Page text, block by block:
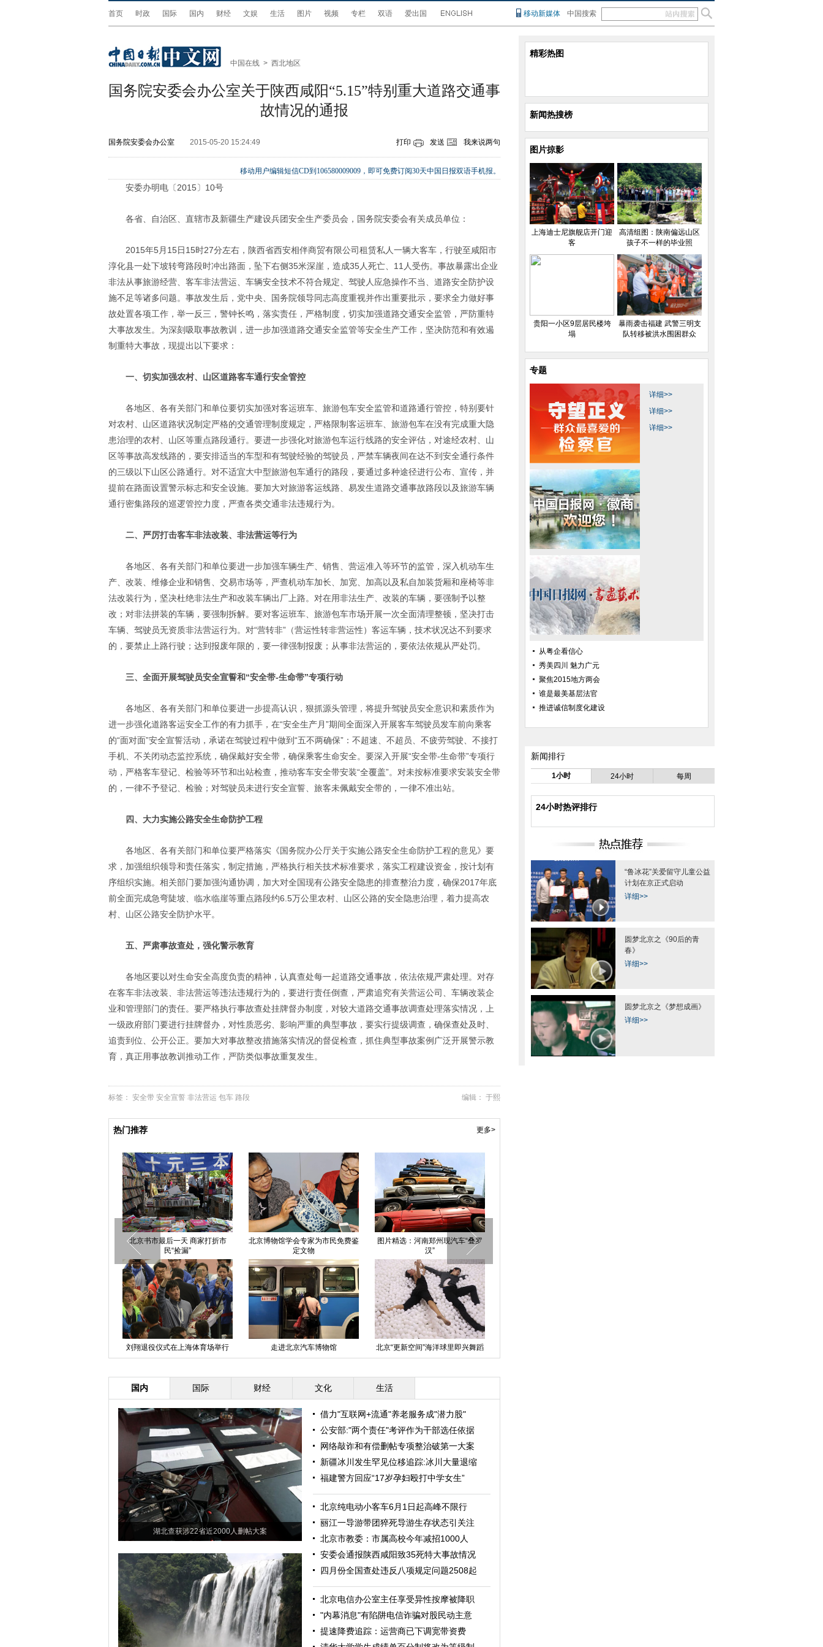
首页 时政 国际 国内 财经 文娱 生活 图片 视频 专栏 双语 爱出国 移动新媒体 中国搜索
中国在线 > 西北地区
国务院安委会办公室关于陕西咸阳“5.15”特别重大道路交通事
故情况的通报
国务院安委会办公室 2015-05-20 15:24:49 打印 发送 我来说两句
移动用户编辑短信CD到106580009009，即可免费订阅30天中国日报双语手机报。
安委办明电〔2015〕10号
各省、自治区、直辖市及新疆生产建设兵团安全生产委员会，国务院安委会有关成员单位：
2015年5月15日15时27分左右，陕西省西安相伴商贸有限公司租赁私人一辆大客车，行驶至咸阳市
淳化县一处下坡转弯路段时冲出路面，坠下右侧35米深崖，造成35人死亡、11人受伤。事故暴露出企业
非法从事旅游经营、客车非法营运、车辆安全技术不符合规定、驾驶人应急操作不当、道路安全防护设
施不足等诸多问题。事故发生后，党中央、国务院领导同志高度重视并作出重要批示，要求全力做好事
故处置各项工作，举一反三，警钟长鸣，落实责任，严格制度，切实加强道路交通安全监管，严防重特
大事故发生。为深刻吸取事故教训，进一步加强道路交通安全监管等安全生产工作，坚决防范和有效遏
制重特大事故，现提出以下要求：
一、切实加强农村、山区道路客车通行安全管控
各地区、各有关部门和单位要切实加强对客运班车、旅游包车安全监管和道路通行管控，特别要针
对农村、山区道路状况制定严格的交通管理制度规定，严格限制客运班车、旅游包车在没有完成重大隐
患治理的农村、山区等重点路段通行。要进一步强化对旅游包车运行线路的安全评估，对途经农村、山
区等事故高发线路的，要安排适当的车型和有驾驶经验的驾驶员，严禁车辆夜间在达不到安全通行条件
的三级以下山区公路通行。对不适宜大中型旅游包车通行的路段，要通过多种途径进行公布、宣传，并
提前在路面设置警示标志和安全设施。要加大对旅游客运线路、易发生道路交通事故路段以及旅游车辆
通行密集路段的巡逻管控力度，严查各类交通非法违规行为。
二、严厉打击客车非法改装、非法营运等行为
各地区、各有关部门和单位要进一步加强车辆生产、销售、营运准入等环节的监管，深入机动车生
产、改装、维修企业和销售、交易市场等，严查机动车加长、加宽、加高以及私自加装货厢和座椅等非
法改装行为，坚决杜绝非法生产和改装车辆出厂上路。对在用非法生产、改装的车辆，要强制予以整
改；对非法拼装的车辆，要强制拆解。要对客运班车、旅游包车市场开展一次全面清理整顿，坚决打击
车辆、驾驶员无资质非法营运行为。对“营转非”（营运性转非营运性）客运车辆，技术状况达不到要求
的，要禁止上路行驶；达到报废年限的，要一律强制报废；从事非法营运的，要依法依规从严处罚。
三、全面开展驾驶员安全宣誓和“安全带-生命带”专项行动
各地区、各有关部门和单位要进一步提高认识，狠抓源头管理，将提升驾驶员安全意识和素质作为
进一步强化道路客运安全工作的有力抓手，在“安全生产月”期间全面深入开展客车驾驶员发车前向乘客
的“面对面”安全宣誓活动，承诺在驾驶过程中做到“五不两确保”：不超速、不超员、不疲劳驾驶、不接打
手机、不关闭动态监控系统，确保戴好安全带，确保乘客生命安全。要深入开展“安全带-生命带”专项行
动，严格客车登记、检验等环节和出站检查，推动客车安全带安装“全覆盖”。对未按标准要求安装安全带
的，一律不予登记、检验；对驾驶员未进行安全宣誓、旅客未佩戴安全带的，一律不准出站。
四、大力实施公路安全生命防护工程
各地区、各有关部门和单位要严格落实《国务院办公厅关于实施公路安全生命防护工程的意见》要
求，加强组织领导和责任落实，制定措施，严格执行相关技术标准要求，落实工程建设资金，按计划有
序组织实施。相关部门要加强沟通协调，加大对全国现有公路安全隐患的排查整治力度，确保2017年底
前全面完成急弯陡坡、临水临崖等重点路段约6.5万公里农村、山区公路的安全隐患治理，着力提高农
村、山区公路安全防护水平。
五、严肃事故查处，强化警示教育
各地区要以对生命安全高度负责的精神，认真查处每一起道路交通事故，依法依规严肃处理。对存
在客车非法改装、非法营运等违法违规行为的，要进行责任倒查，严肃追究有关营运公司、车辆改装企
业和管理部门的责任。要严格执行事故查处挂牌督办制度，对较大道路交通事故调查处理落实情况，上
一级政府部门要进行挂牌督办，对性质恶劣、影响严重的典型事故，要实行提级调查，确保查处及时、
追责到位、公开公正。要加大对事故整改措施落实情况的督促检查，抓住典型事故案例广泛开展警示教
育，真正用事故教训推动工作，严防类似事故重复发生。
编辑： 于熙
标签： 安全带 安全宣誓 非法营运 包车 路段
热门推荐 更多>
北京书市最后一天 商家打折市
民“捡漏”
北京博物馆学会专家为市民免费鉴
定文物
图片精选：河南郑州现汽车“叠罗
汉”
刘翔退役仪式在上海体育场举行 走进北京汽车博物馆 北京“更新空间”海洋球里即兴舞蹈
国内 国际 财经 文化 生活
湖北查获涉22省近2000人删帖大案
借力"互联网+流通"养老服务成"潜力股"
公安部:"两个责任"考评作为干部选任依据
网络敲诈和有偿删帖专项整治破第一大案
新疆冰川发生罕见位移追踪:冰川大量退缩
福建警方回应“17岁孕妇殴打中学女生”
北京纯电动小客车6月1日起高峰不限行
丽江一导游带团猝死导游生存状态引关注
北京市教委：市属高校今年减招1000人
安委会通报陕西咸阳致35死特大事故情况
四月份全国查处违反八项规定问题2508起
北京电信办公室主任享受异性按摩被降职
"内幕消息"有陷阱电信诈骗对股民动主意
提速降费追踪：运营商已下调宽带资费
精彩热图
新闻热搜榜
图片掠影
上海迪士尼旗舰店开门迎
客
高清组图：陕南偏远山区
孩子不一样的毕业照
贵阳一小区9层居民楼垮
塌
暴雨袭击福建 武警三明支
队转移被洪水围困群众
专题
详细>>
详细>>
详细>>
从粤企看信心
秀美四川 魅力广元
聚焦2015地方两会
谁是最美基层法官
推进诚信制度化建设
新闻排行
1小时 24小时 每周
24小时热评排行
“鲁冰花”关爱留守儿童公益
计划在京正式启动
详细>>
圆梦北京之《90后的青
春》
详细>>
圆梦北京之《梦想成画》
详细>>